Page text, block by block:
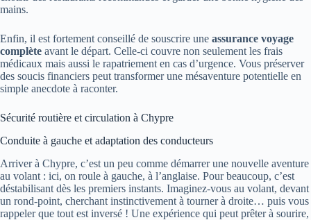
mains.
Enfin, il est fortement conseillé de souscrire une assurance voyage
complète avant le départ. Celle-ci couvre non seulement les frais
médicaux mais aussi le rapatriement en cas d’urgence. Vous préserver
des soucis financiers peut transformer une mésaventure potentielle en
simple anecdote à raconter.
Sécurité routière et circulation à Chypre
Conduite à gauche et adaptation des conducteurs
Arriver à Chypre, c’est un peu comme démarrer une nouvelle aventure
au volant : ici, on roule à gauche, à l’anglaise. Pour beaucoup, c’est
déstabilisant dès les premiers instants. Imaginez-vous au volant, devant
un rond-point, cherchant instinctivement à tourner à droite… puis vous
rappeler que tout est inversé ! Une expérience qui peut prêter à sourire,